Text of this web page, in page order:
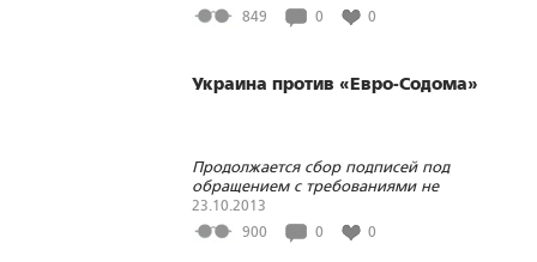
849
0 0
Украина против «Евро-Содома»
Продолжается сбор подписей под
обращением с требованиями не
допустить подписания документов об
Ассоциации с ЕС и отклонить
законопроект о «недискриминации»
23.10.2013
900
0 0